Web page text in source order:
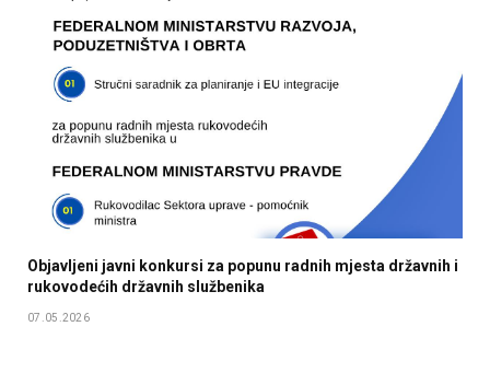
Objavljeni javni konkursi za popunu radnih mjesta državnih i
rukovodećih državnih službenika
07.05.2026